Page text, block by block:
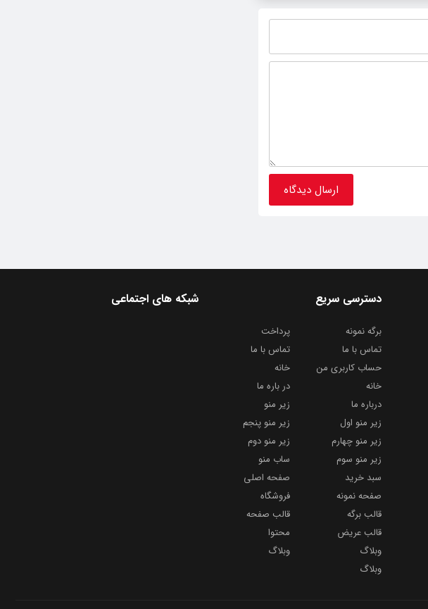
شبکه های اجتماعی دسترسی سریع
برگه نمونه
پرداخت
تماس با ما
تماس با ما
حساب کاربری من
خانه
خانه
در باره ما
درباره ما
زیر منو
زیر منو اول
زیر منو پنجم
زیر منو چهارم
زیر منو دوم
زیر منو سوم
ساب منو
سبد خرید
صفحه اصلی
صفحه نمونه
فروشگاه
قالب برگه
قالب صفحه
قالب عریض
محتوا
وبلاگ
وبلاگ
وبلاگ